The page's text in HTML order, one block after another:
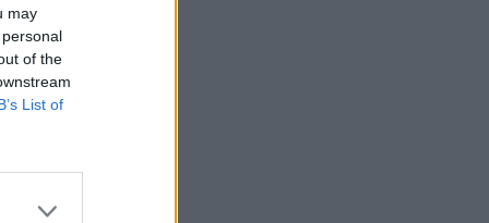
may
of the
List of
FBI is, nem véletlenül.